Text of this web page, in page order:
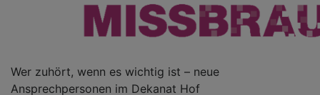
Wer zuhört, wenn es wichtig ist – neue
Ansprechpersonen im Dekanat Hof